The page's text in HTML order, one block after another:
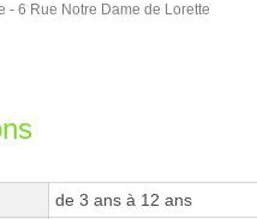
- 6 Rue Notre Dame de Lorette
de 3 ans à 12 ans